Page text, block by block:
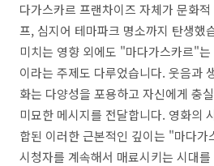
다가스카르 프랜차이즈 자체가 문화
프, 심지어 테마파크 명소까지 탄생했
미치는 영향 외에도 "마다가스카르"
이라는 주제도 다루었습니다. 웃음과
화는 다양성을 포용하고 자신에게 충
미묘한 메시지를 전달합니다. 영화의
합된 이러한 근본적인 깊이는 "마다가
시청자를 계속해서 매료시키는 시대